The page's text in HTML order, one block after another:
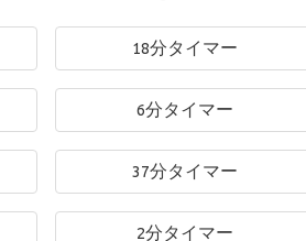
18分タイマー
6分タイマー
37分タイマー
2分タイマー